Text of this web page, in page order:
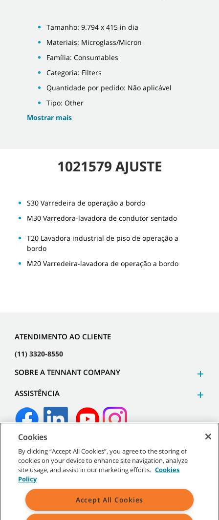
Tamanho: 9.794 x 415 in dia
Materiais: Microglass/Micron
Família: Consumables
Categoria: Filters
Quantidade por pedido: Não aplicável
Tipo: Other
Mostrar mais
1021579 AJUSTE
S30 Varredeira de operação a bordo
M30 Varredora-lavadora de condutor sentado
T20 Lavadora industrial de piso de operação a
bordo
M20 Varredeira-lavadora de operação a bordo
ATENDIMENTO AO CLIENTE
(11) 3320-8550
SOBRE A TENNANT COMPANY
ASSISTÊNCIA
©2026Tennant Company. Todos os direitos reservados.
Mapa do site
Termos de
venda
Cookies
By clicking “Accept All Cookies”, you agree to the storing of
cookies on your device to enhance site navigation, analyze
site usage, and assist in our marketing efforts. Cookies
Policy
Accept All Cookies